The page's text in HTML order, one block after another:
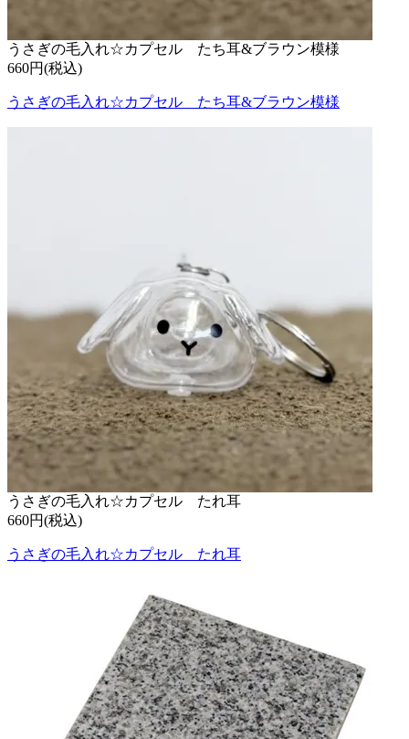
うさぎの毛入れ☆カプセル たち耳&ブラウン模様
660円(税込)
うさぎの毛入れ☆カプセル たち耳&ブラウン模様
うさぎの毛入れ☆カプセル たれ耳
660円(税込)
うさぎの毛入れ☆カプセル たれ耳